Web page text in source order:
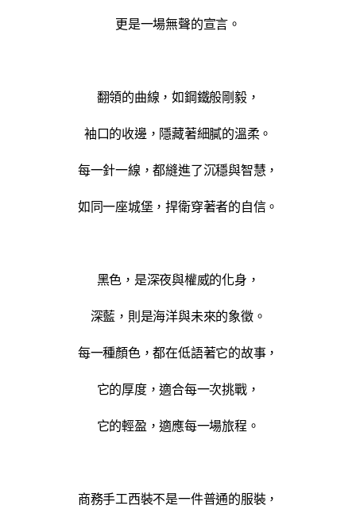
更是一場無聲的宣言。
翻領的曲線，如鋼鐵般剛毅，
袖口的收邊，隱藏著細膩的溫柔。
每一針一線，都縫進了沉穩與智慧，
如同一座城堡，捍衛穿著者的自信。
黑色，是深夜與權威的化身，
深藍，則是海洋與未來的象徵。
每一種顏色，都在低語著它的故事，
它的厚度，適合每一次挑戰，
它的輕盈，適應每一場旅程。
商務手工西裝不是一件普通的服裝，